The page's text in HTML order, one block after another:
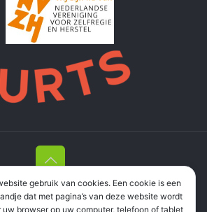
Haarlem en Meer| Leonardo Da
RR Haarlem |
06 337 35 694|
gebruik van cookies. Een cookie is een
dat met pagina’s van deze website wordt
uw browser op uw computer, telefoon of tablet